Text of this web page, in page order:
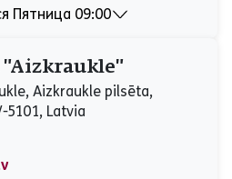
Пятница 09:00
- 17:00
- 17:00
- 17:00
- 16:00
Aizkraukle pilsēta,
5101, Latvia